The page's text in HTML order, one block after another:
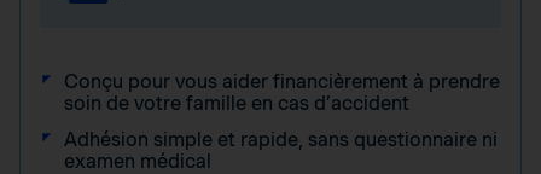
Conçu pour vous aider financièrement à prendre
soin de votre famille en cas d’accident
Adhésion simple et rapide, sans questionnaire ni
examen médical